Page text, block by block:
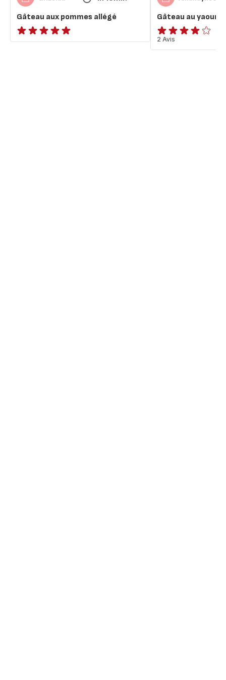
Gâteau aux pommes allégé
ratings.NaN
Gâteau au yaourt
Avis
4
2 Avis